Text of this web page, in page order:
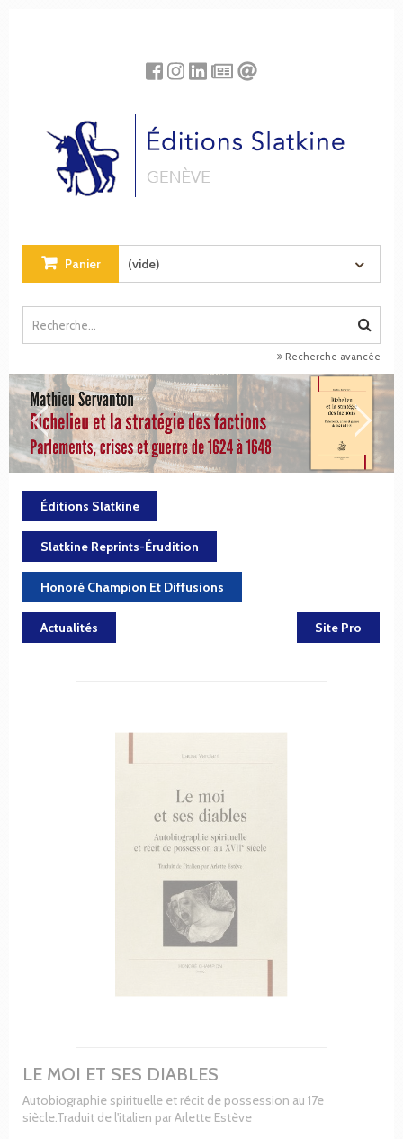
Panier (vide)
Recherche avancée
Éditions Slatkine
Slatkine Reprints-Érudition
Honoré Champion Et Diffusions
Actualités Site Pro
LE MOI ET SES DIABLES
Autobiographie spirituelle et récit de possession au 17e
siècle.Traduit de l'italien par Arlette Estève